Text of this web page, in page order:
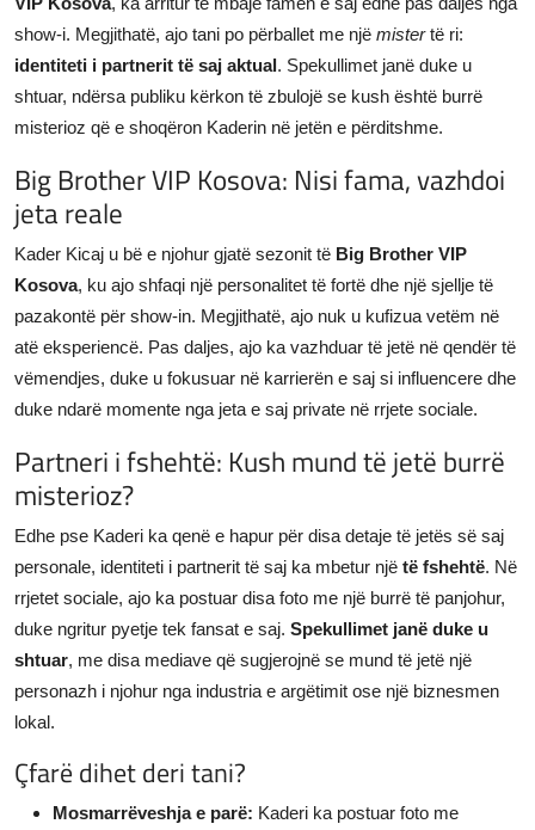
show-i. Megjithatë, ajo tani po përballet me një mistertë ri:
identiteti i partnerit të saj aktual. Spekullimet janë duke u
shtuar, ndërsa publiku kërkon të zbulojë se kush është burrë
misterioz që e shoqëron Kaderin në jetën e përditshme.
Big Brother VIP Kosova: Nisi fama, vazhdoi
jeta reale
Kader Kicaj u bë e njohur gjatë sezonit të Big Brother VIP
Kosova, ku ajo shfaqi një personalitet të fortë dhe një sjellje të
pazakontë për show-in. Megjithatë, ajo nuk u kufizua vetëm në
atë eksperiencë. Pas daljes, ajo ka vazhduar të jetë në qendër të
vëmendjes, duke u fokusuar në karrierën e saj si influencere dhe
duke ndarë momente nga jeta e saj private në rrjete sociale.
Partneri i fshehtë: Kush mund të jetë burrë
misterioz?
Edhe pse Kaderi ka qenë e hapur për disa detaje të jetës së saj
personale, identiteti i partnerit të saj ka mbetur një të fshehtë. Në
rrjetet sociale, ajo ka postuar disa foto me një burrë të panjohur,
duke ngritur pyetje tek fansat e saj. Spekullimet janë duke u
shtuar, me disa mediave që sugjerojnë se mund të jetë një
personazh i njohur nga industria e argëtimit ose një biznesmen
lokal.
Çfarë dihet deri tani?
Mosmarrëveshja e parë: Kaderi ka postuar foto me